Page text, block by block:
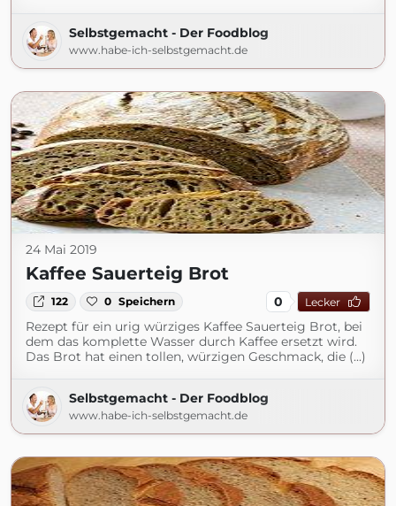
Selbstgemacht - Der Foodblog
www.habe-ich-selbstgemacht.de
24 Mai 2019
Kaffee Sauerteig Brot
122 0 Speichern 0 Lecker
Rezept für ein urig würziges Kaffee Sauerteig Brot, bei
dem das komplette Wasser durch Kaffee ersetzt wird.
Das Brot hat einen tollen, würzigen Geschmack, die (...)
Selbstgemacht - Der Foodblog
www.habe-ich-selbstgemacht.de